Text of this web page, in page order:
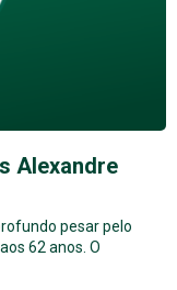
Alexandre
pesar pelo
62 anos. O